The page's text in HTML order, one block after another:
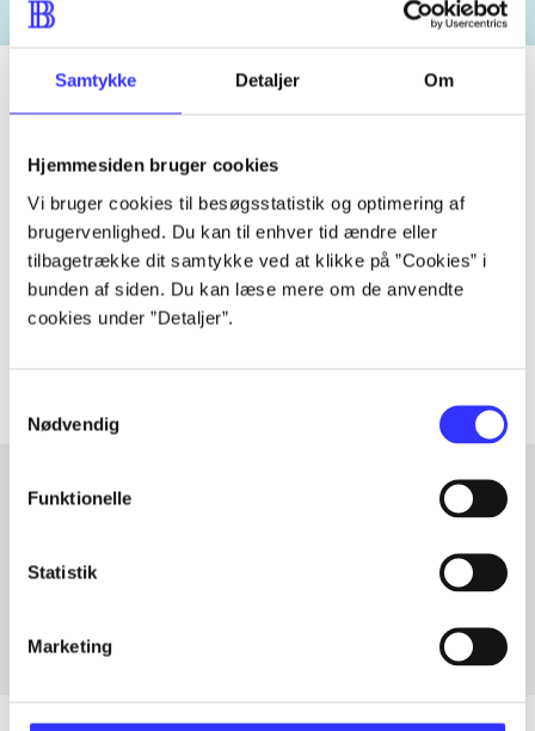
Samtykke Detaljer Om
Hjemmesiden bruger cookies
Vi bruger cookies til besøgsstatistik og optimering af
brugervenlighed. Du kan til enhver tid ændre eller
tilbagetrække dit samtykke ved at klikke på ”Cookies” i
bunden af siden. Du kan læse mere om de anvendte
cookies under ”Detaljer”.
Nødvendig
Funktionelle
Statistik
Marketing
Tidsskrift
Artiklen er en del af
lorem ipsum dolor sit amet ...
Tidsskrift
handler ofte om
Fra